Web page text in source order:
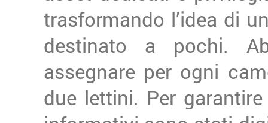
trasformando l’idea di
destinato a pochi.
assegnare per ogni
due lettini. Per